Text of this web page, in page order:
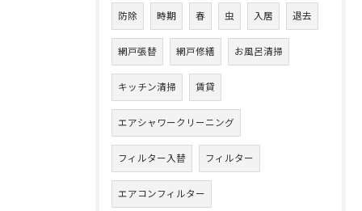
防除 時期 春 虫 入居 退去
網戸張替 網戸修繕 お風呂清掃
キッチン清掃 賃貸
エアシャワークリーニング
フィルター入替 フィルター
エアコンフィルター